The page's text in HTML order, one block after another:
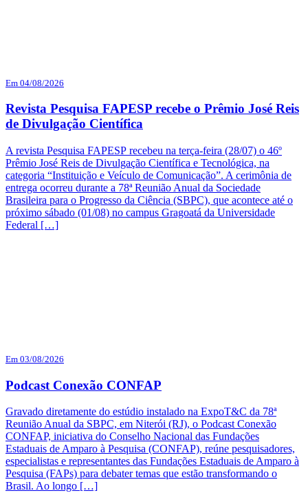
Em 04/08/2026
Revista Pesquisa FAPESP recebe o Prêmio José Reis
de Divulgação Científica
A revista Pesquisa FAPESP recebeu na terça-feira (28/07) o 46º
Prêmio José Reis de Divulgação Científica e Tecnológica, na
categoria “Instituição e Veículo de Comunicação”. A cerimônia de
entrega ocorreu durante a 78ª Reunião Anual da Sociedade
Brasileira para o Progresso da Ciência (SBPC), que acontece até o
próximo sábado (01/08) no campus Gragoatá da Universidade
Federal […]
Em 03/08/2026
Podcast Conexão CONFAP
Gravado diretamente do estúdio instalado na ExpoT&C da 78ª
Reunião Anual da SBPC, em Niterói (RJ), o Podcast Conexão
CONFAP, iniciativa do Conselho Nacional das Fundações
Estaduais de Amparo à Pesquisa (CONFAP), reúne pesquisadores,
especialistas e representantes das Fundações Estaduais de Amparo à
Pesquisa (FAPs) para debater temas que estão transformando o
Brasil. Ao longo […]